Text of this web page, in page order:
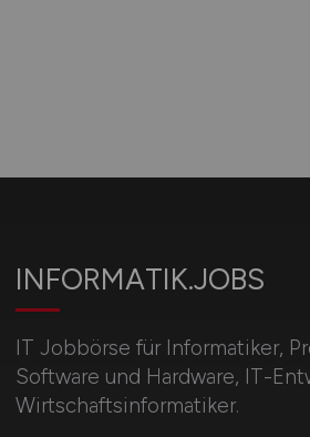
INFORMATIK.JOBS
IT Jobbörse für Informatiker,
Software und Hardware, IT-
Wirtschaftsinformatiker.